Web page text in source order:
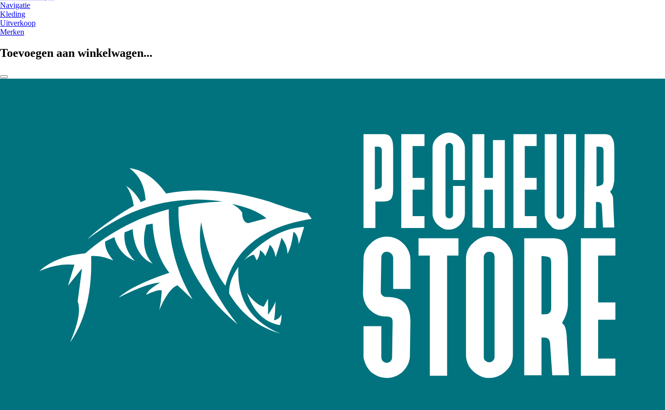
Navigatie
Kleding
Uitverkoop
Merken
Toevoegen aan winkelwagen...